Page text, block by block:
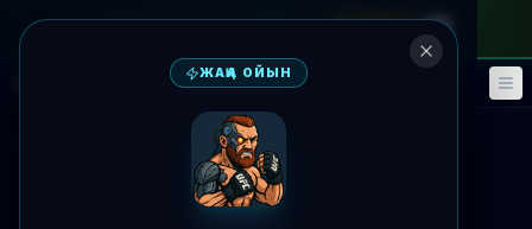
🎮 Фэнтези Оқиғалар
Әлеуметтік желі
ЖАҢА ОЙЫН